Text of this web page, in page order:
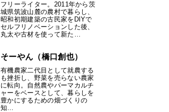
フリーライター。2011年から茨
城県筑波山麓の農村で暮らし、
昭和初期建築の古民家をDIYで
セルフリノベーションした後、
丸太や古材を使って新た…
そーやん（橋口創也）
有機農家二代目として就農する
も挫折し、野菜を売らない農家
に転向。自然農やパーマカルチ
ャーをベースとして、暮らしを
豊かにするための畑づくりの
知…